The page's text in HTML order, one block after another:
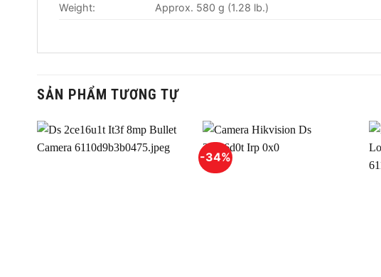
Weight:
Approx. 580 g (1.28 lb.)
SẢN PHẨM TƯƠNG TỰ
-34%